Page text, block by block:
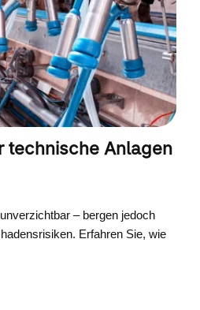
technische Anlagen
– bergen jedoch
Erfahren Sie, wie